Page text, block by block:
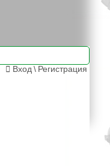
Вход \ Регистрация